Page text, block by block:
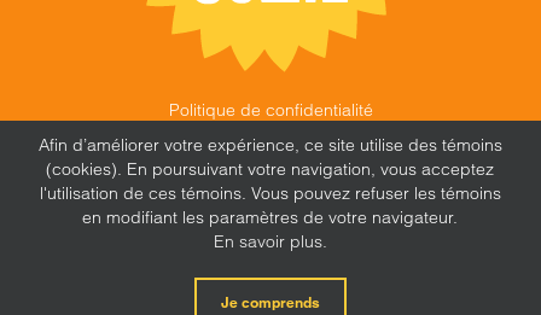
Politique de confidentialité
©
CUISINE SOLEIL 2026 |
FEU FOLLET - DESIGN •
WEB • MARKETING
X Facebook
Afin d’améliorer votre expérience, ce site utilise des témoins
(cookies). En poursuivant votre navigation, vous acceptez
l'utilisation de ces témoins. Vous pouvez refuser les témoins
en modifiant les paramètres de votre navigateur.
En savoir plus.
Je comprends